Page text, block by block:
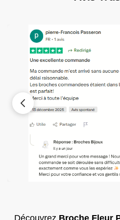
Découvrez Broche Fleur